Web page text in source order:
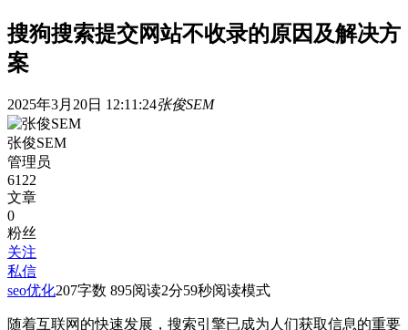
搜狗搜索提交网站不收录的原因及解决方
案
2025年3月20日 12:11:24张俊SEM
张俊SEM
管理员
6122
文章
0
粉丝
关注
私信
seo优化207字数 895阅读2分59秒阅读模式
随着互联网的快速发展，搜索引擎已成为人们获取信息的重要